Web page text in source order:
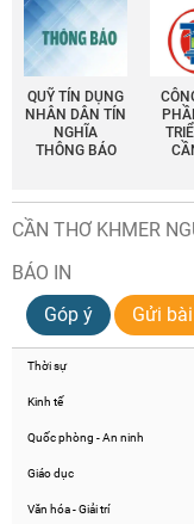
QUỸ TÍN DỤNG
NHÂN DÂN TÍN
NGHĨA
THÔNG BÁO
CẦN THƠ KHMER
BÁO IN
Góp ý
Gửi
Thời sự
Kinh tế
Quốc phòng - An ninh
Giáo dục
Văn hóa - Giải trí